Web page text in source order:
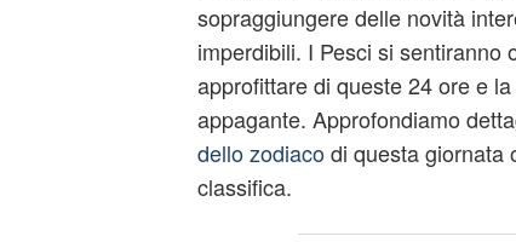
sopraggiungere delle novità
imperdibili. I Pesci si sentiranno
approfittare di queste 24 ore e
appagante. Approfondiamo
dello zodiacodi questa giornata
classifica.